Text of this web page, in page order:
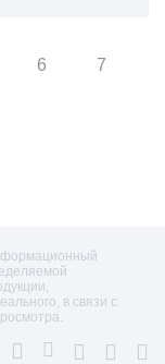
6 7
в связи с